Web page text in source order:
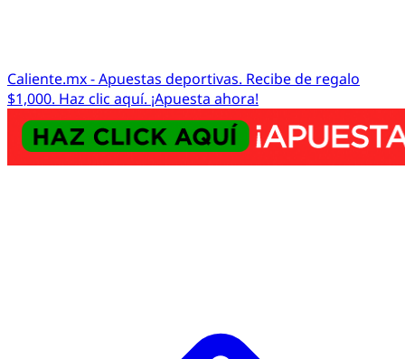
Caliente.mx - Apuestas deportivas. Recibe de regalo
$1,000. Haz clic aquí. ¡Apuesta ahora!